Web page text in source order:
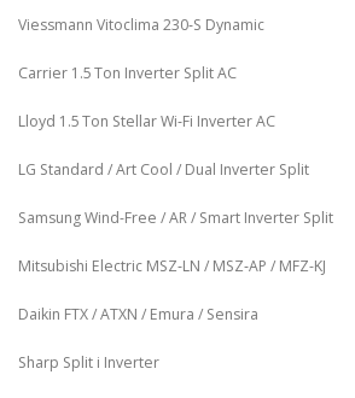
Viessmann Vitoclima 230‑S Dynamic
Carrier 1.5 Ton Inverter Split AC
Lloyd 1.5 Ton Stellar Wi‑Fi Inverter AC
LG Standard / Art Cool / Dual Inverter Split
Samsung Wind-Free / AR / Smart Inverter Split
Mitsubishi Electric MSZ‑LN / MSZ‑AP / MFZ-KJ
Daikin FTX / ATXN / Emura / Sensira
Sharp Split i Inverter